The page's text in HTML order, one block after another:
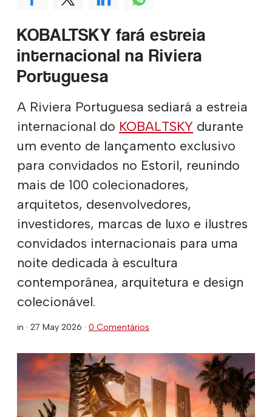
KOBALTSKY fará estreia
internacional na Riviera
Portuguesa
A Riviera Portuguesa sediará a estreia
internacional do KOBALTSKY durante
um evento de lançamento exclusivo
para convidados no Estoril, reunindo
mais de 100 colecionadores,
arquitetos, desenvolvedores,
investidores, marcas de luxo e ilustres
convidados internacionais para uma
noite dedicada à escultura
contemporânea, arquitetura e design
colecionável.
in · 27 May 2026 · 0 Comentários